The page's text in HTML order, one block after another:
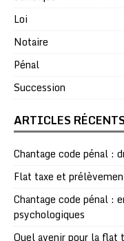
Loi
Notaire
Pénal
Succession
ARTICLES
Chantage code pénal :
Flat taxe et
Chantage code pénal :
psychologiques
Quel avenir pour la flat